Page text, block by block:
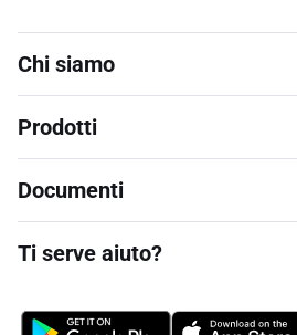
Chi siamo
Prodotti
Documenti
Ti serve aiuto?